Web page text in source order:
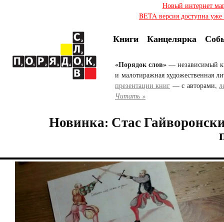
Новый интернет
BETA версия доступна
Книги Канцелярка
«Порядок слов» — независимый
и малотиражная художественная
презентации книг — с авторами,
Читать »
Новинка: Стас